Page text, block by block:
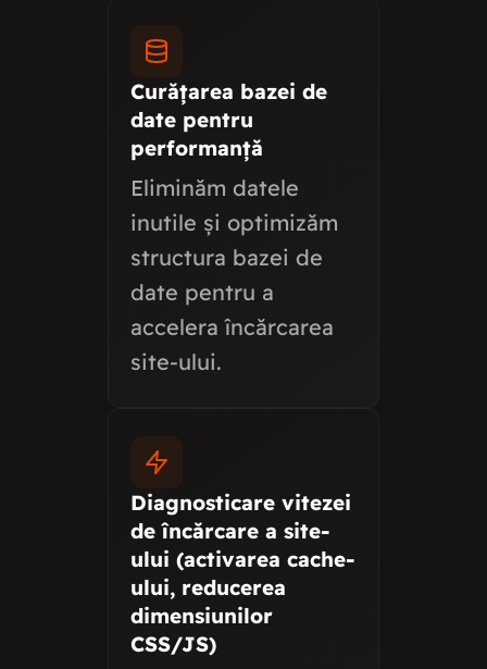
Curățarea bazei de
date pentru
performanță
Eliminăm datele
inutile și optimizăm
structura bazei de
date pentru a
accelera încărcarea
site-ului.
Diagnosticare vitezei
de încărcare a site-
ului (activarea cache-
ului, reducerea
dimensiunilor
CSS/JS)